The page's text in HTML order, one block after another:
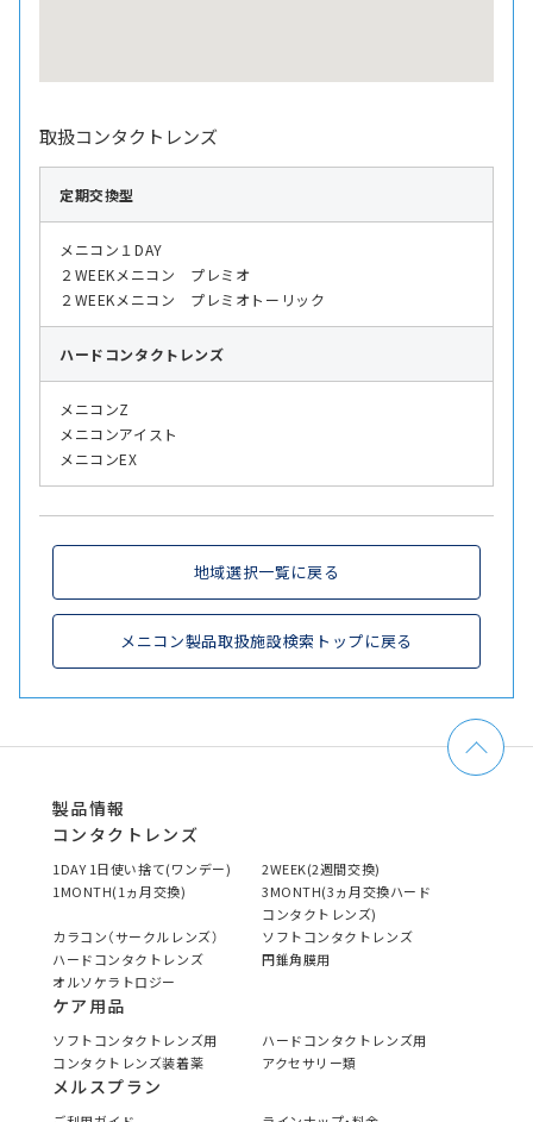
取扱コンタクトレンズ
定期交換型
メニコン１DAY
２WEEKメニコン プレミオ
２WEEKメニコン プレミオトーリック
ハード コンタクトレンズ
メニコンZ
メニコンアイスト
メニコンEX
地域選択一覧に戻る
メニコン製品取扱施設検索トップに戻る
製品情報
コンタクトレンズ
1DAY 1日使い捨て(ワンデー)
2WEEK(2週間交換)
1MONTH(1ヵ月交換)
3MONTH(3ヵ月交換ハード
コンタクトレンズ)
カラコン（サークルレンズ）
ソフトコンタクトレンズ
ハードコンタクトレンズ
円錐角膜用
オルソケラトロジー
ケア用品
ソフトコンタクトレンズ用
ハードコンタクトレンズ用
コンタクトレンズ装着薬
アクセサリー類
メルスプラン